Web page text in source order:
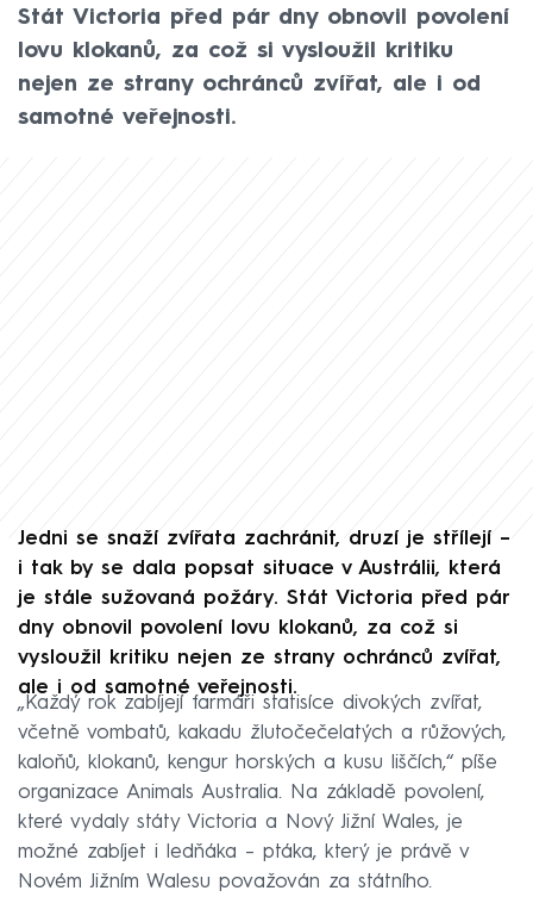
Stát Victoria před pár dny obnovil povolení
lovu klokanů, za což si vysloužil kritiku
nejen ze strany ochránců zvířat, ale i od
samotné veřejnosti.
Jedni se snaží zvířata zachránit, druzí je střílejí –
i tak by se dala popsat situace v Austrálii, která
je stále sužovaná požáry. Stát Victoria před pár
dny obnovil povolení lovu klokanů, za což si
vysloužil kritiku nejen ze strany ochránců zvířat,
ale i od samotné veřejnosti.
„Každý rok zabíjejí farmáři statisíce divokých zvířat,
včetně vombatů, kakadu žlutočečelatých a růžových,
kaloňů, klokanů, kengur horských a kusu liščích,“ píše
organizace Animals Australia. Na základě povolení,
které vydaly státy Victoria a Nový Jižní Wales, je
možné zabíjet i ledňáka – ptáka, který je právě v
Novém Jižním Walesu považován za státního.